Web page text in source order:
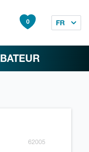
0 FR
62005